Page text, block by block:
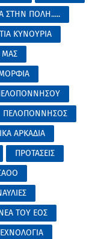
ΣΤΗΝ ΠΟΛΗ.....
ΚΥΝΟΥΡΙΑ
ΜΑΣ
ΠΕΛΟΠΟΝΝΗΣΟΣ
ΑΡΚΑΔΙΑ
ΠΡΟΤΑΣΕΙΣ
ΤΟΥ ΕΟΣ